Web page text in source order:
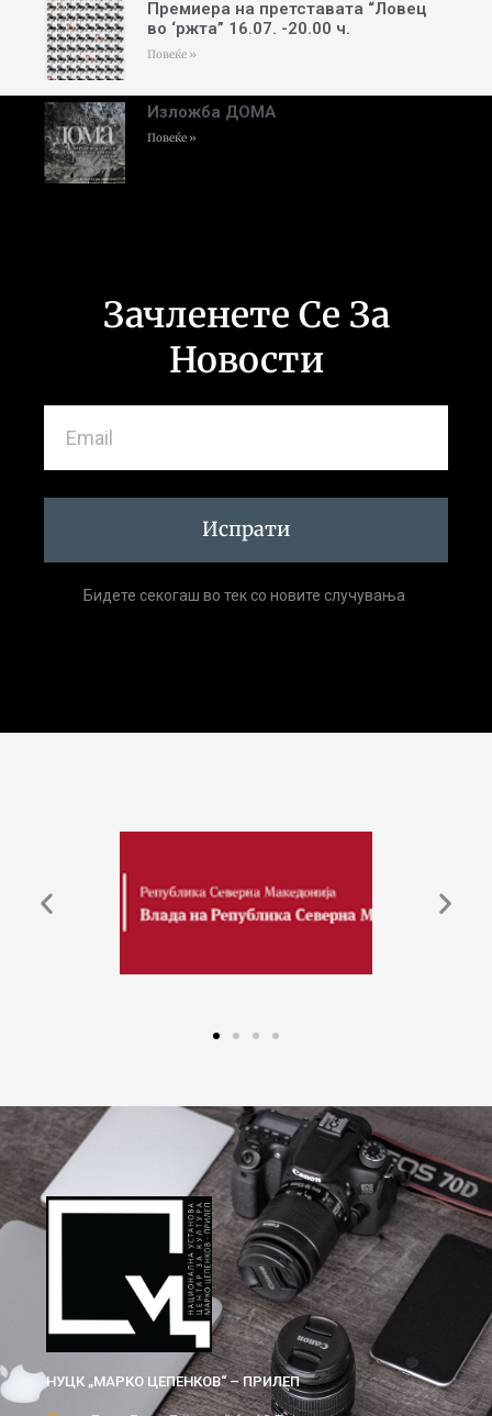
Премиера на претставата “Ловец
во ‘ржта” 16.07. -20.00 ч.
Повеќе »
Изложба ДОМА
Повеќе »
Зачленете Се За
Новости
Испрати
Бидете секогаш во тек со новите случувања
НУЦК „МАРКО ЦЕПЕНКОВ“ – ПРИЛЕП